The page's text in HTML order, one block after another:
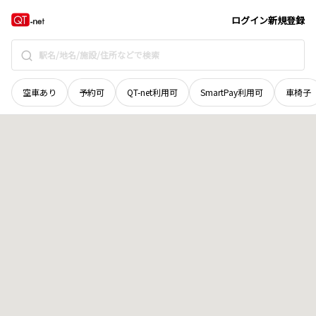
ログイン新規登録
空車あり 予約可 QT-net利用可 SmartPay利用可 車椅子
長野県